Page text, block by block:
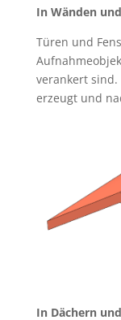
In Wänden
Türen und
verankert
erzeugt und
In Dächern